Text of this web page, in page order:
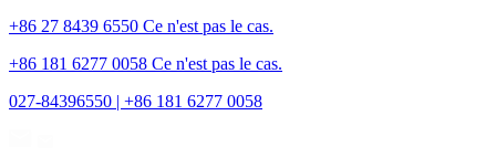
+86 27 8439 6550 Ce n'est pas le cas.
+86 181 6277 0058 Ce n'est pas le cas.
027-84396550 | +86 181 6277 0058